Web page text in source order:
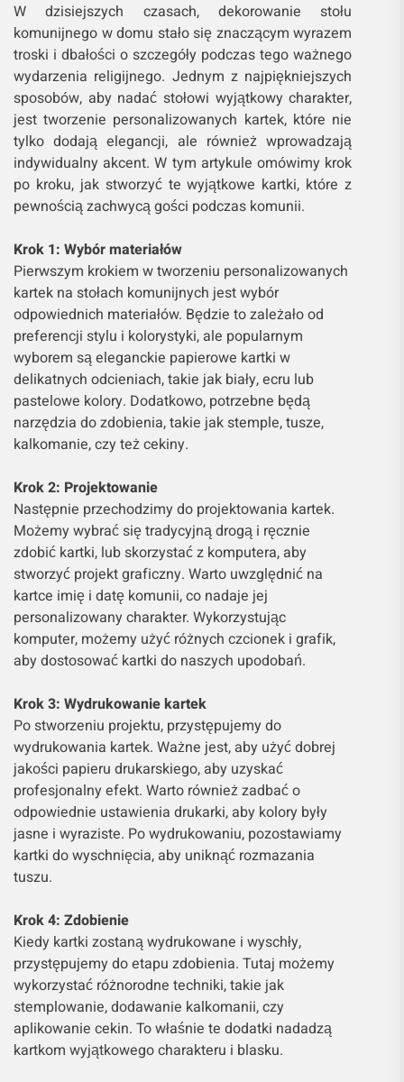
W dzisiejszych czasach, dekorowanie stołu
komunijnego w domu stało się znaczącym wyrazem
troski i dbałości o szczegóły podczas tego ważnego
wydarzenia religijnego. Jednym z najpiękniejszych
sposobów, aby nadać stołowi wyjątkowy charakter,
jest tworzenie personalizowanych kartek, które nie
tylko dodają elegancji, ale również wprowadzają
indywidualny akcent. W tym artykule omówimy krok
po kroku, jak stworzyć te wyjątkowe kartki, które z
pewnością zachwycą gości podczas komunii.
Krok 1: Wybór materiałów
Pierwszym krokiem w tworzeniu personalizowanych
kartek na stołach komunijnych jest wybór
odpowiednich materiałów. Będzie to zależało od
preferencji stylu i kolorystyki, ale popularnym
wyborem są eleganckie papierowe kartki w
delikatnych odcieniach, takie jak biały, ecru lub
pastelowe kolory. Dodatkowo, potrzebne będą
narzędzia do zdobienia, takie jak stemple, tusze,
kalkomanie, czy też cekiny.
Krok 2: Projektowanie
Następnie przechodzimy do projektowania kartek.
Możemy wybrać się tradycyjną drogą i ręcznie
zdobić kartki, lub skorzystać z komputera, aby
stworzyć projekt graficzny. Warto uwzględnić na
kartce imię i datę komunii, co nadaje jej
personalizowany charakter. Wykorzystując
komputer, możemy użyć różnych czcionek i grafik,
aby dostosować kartki do naszych upodobań.
Krok 3: Wydrukowanie kartek
Po stworzeniu projektu, przystępujemy do
wydrukowania kartek. Ważne jest, aby użyć dobrej
jakości papieru drukarskiego, aby uzyskać
profesjonalny efekt. Warto również zadbać o
odpowiednie ustawienia drukarki, aby kolory były
jasne i wyraziste. Po wydrukowaniu, pozostawiamy
kartki do wyschnięcia, aby uniknąć rozmazania
tuszu.
Krok 4: Zdobienie
Kiedy kartki zostaną wydrukowane i wyschły,
przystępujemy do etapu zdobienia. Tutaj możemy
wykorzystać różnorodne techniki, takie jak
stemplowanie, dodawanie kalkomanii, czy
aplikowanie cekin. To właśnie te dodatki nadadzą
kartkom wyjątkowego charakteru i blasku.